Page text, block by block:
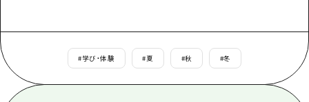
グルメ・酒
サイクリング
あたらしい非日常
広島市周辺
安芸
備後
旬情報
お役立ち情報
#学び・体験 #夏 #秋 #冬